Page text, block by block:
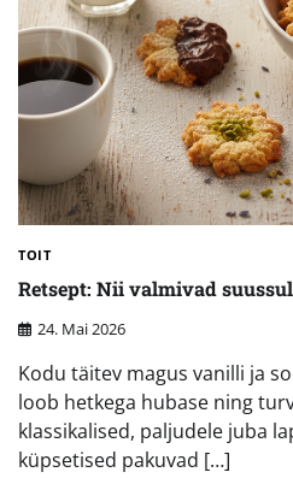
TOIT
Retsept: Nii valmivad
24. Mai 2026
Kodu täitev magus vanilli ja
loob hetkega hubase ning
klassikalised, paljudele juba
küpsetised pakuvad […]